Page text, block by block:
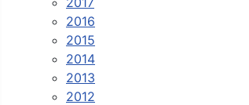
2016
2015
2014
2013
2012